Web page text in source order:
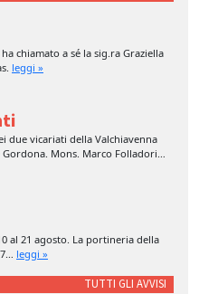
chiamato a sé la sig.ra Graziella
leggi »
due vicariati della Valchiavenna
Mons. Marco Folladori…
al 21 agosto. La portineria della
leggi »
TUTTI GLI AVVISI